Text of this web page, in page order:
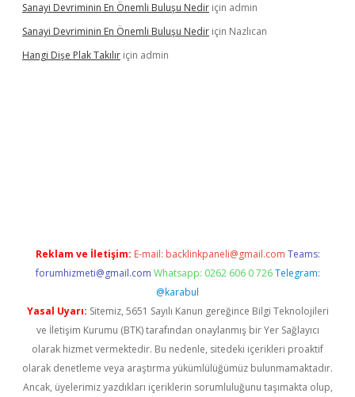
Sanayi Devriminin En Önemli Buluşu Nedir için admin
Sanayi Devriminin En Önemli Buluşu Nedir için Nazlıcan
Hangi Dişe Plak Takılır için admin
Reklam ve İletişim: E-mail: backlinkpaneli@gmail.com Teams:
forumhizmeti@gmail.com Whatsapp: 0262 606 0 726 Telegram:
@karabul
Yasal Uyarı: Sitemiz, 5651 Sayılı Kanun gereğince Bilgi Teknolojileri
ve İletişim Kurumu (BTK) tarafından onaylanmış bir Yer Sağlayıcı
olarak hizmet vermektedir. Bu nedenle, sitedeki içerikleri proaktif
olarak denetleme veya araştırma yükümlülüğümüz bulunmamaktadır.
Ancak, üyelerimiz yazdıkları içeriklerin sorumluluğunu taşımakta olup,